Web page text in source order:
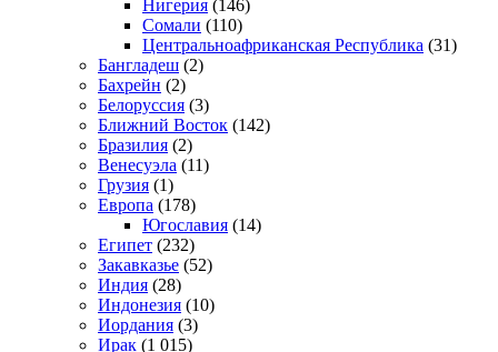
Нигерия (146)
Сомали (110)
Центральноафриканская Республика (31)
Бангладеш (2)
Бахрейн (2)
Белоруссия (3)
Ближний Восток (142)
Бразилия (2)
Венесуэла (11)
Грузия (1)
Европа (178)
Югославия (14)
Египет (232)
Закавказье (52)
Индия (28)
Индонезия (10)
Иордания (3)
Ирак (1 015)